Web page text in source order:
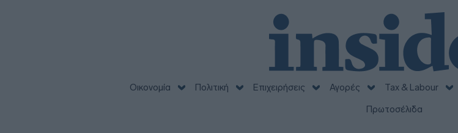
Οικονομία Πολιτική Επιχειρήσεις Αγορές Tax & Labour
Πρωτοσέλιδα